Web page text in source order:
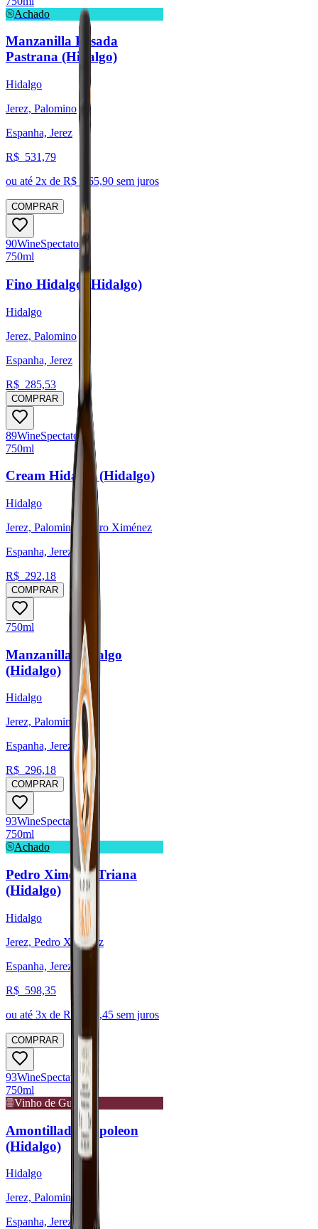
Achado
Manzanilla Pasada
Pastrana (Hidalgo)
Hidalgo
Jerez, Palomino
Espanha, Jerez
R$ 531,79
ou até 2x de R$ 265,90 sem juros
COMPRAR
90WineSpectator
750ml
Fino Hidalgo (Hidalgo)
Hidalgo
Jerez, Palomino
Espanha, Jerez
R$ 285,53
COMPRAR
89WineSpectator
750ml
Cream Hidalgo (Hidalgo)
Hidalgo
Jerez, Palomino, Pedro Ximénez
Espanha, Jerez
R$ 292,18
COMPRAR
750ml
Manzanilla Hidalgo
(Hidalgo)
Hidalgo
Jerez, Palomino
Espanha, Jerez
R$ 296,18
COMPRAR
93WineSpectator
750ml
Achado
Pedro Ximenez Triana
(Hidalgo)
Hidalgo
Jerez, Pedro Ximénez
Espanha, Jerez
R$ 598,35
ou até 3x de R$ 199,45 sem juros
COMPRAR
93WineSpectator
750ml
Vinho de Guarda
Amontillado Napoleon
(Hidalgo)
Hidalgo
Jerez, Palomino
Espanha, Jerez